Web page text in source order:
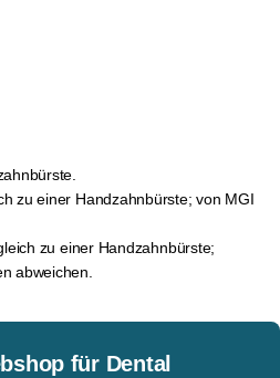
zu einer Handzahnbürste; von MGI
zu einer Handzahnbürste;
abweichen.
für Dental